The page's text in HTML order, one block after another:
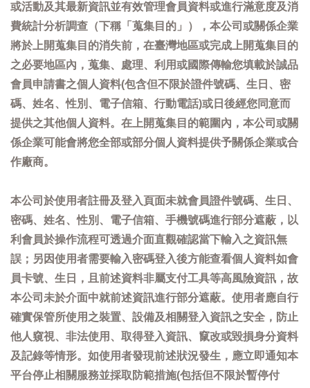
或活動及其最新資訊並有效管理會員資料或進行滿意度及消
費統計分析調查（下稱「蒐集目的」），本公司或關係企業
將於上開蒐集目的消失前，在臺灣地區或完成上開蒐集目的
之必要地區內，蒐集、處理、利用或國際傳輸您填載於誠品
會員申請書之個人資料(包含但不限於證件號碼、生日、密
碼、姓名、性別、電子信箱、行動電話)或日後經您同意而
提供之其他個人資料。在上開蒐集目的範圍內，本公司或關
係企業可能會將您全部或部分個人資料提供予關係企業或合
作廠商。
本公司於使用者註冊及登入頁面未就會員證件號碼、生日、
密碼、姓名、性別、電子信箱、手機號碼進行部分遮蔽，以
利會員於操作流程可透過介面直觀確認當下輸入之資訊無
誤；另因使用者需要輸入密碼登入後方能查看個人資料如會
員卡號、生日，且前述資料非屬支付工具等高風險資訊，故
本公司未於介面中就前述資訊進行部分遮蔽。使用者應自行
確實保管所使用之裝置、設備及相關登入資訊之安全，防止
他人窺視、非法使用、取得登入資訊、竄改或毀損身分資料
及記錄等情形。如使用者發現前述狀況發生，應立即通知本
平台停止相關服務並採取防範措施(包括但不限於暫停付